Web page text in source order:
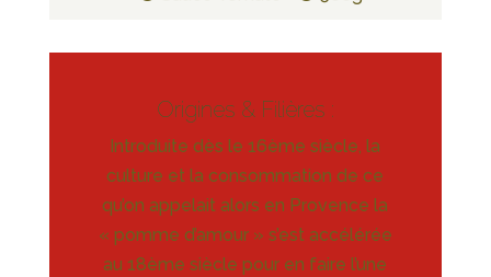
Origines & Filières :
Introduite dès le 16ème siècle, la
culture et la consommation de ce
qu’on appelait alors en Provence la
« pomme d’amour » s’est accélérée
au 18ème siècle pour en faire l’une